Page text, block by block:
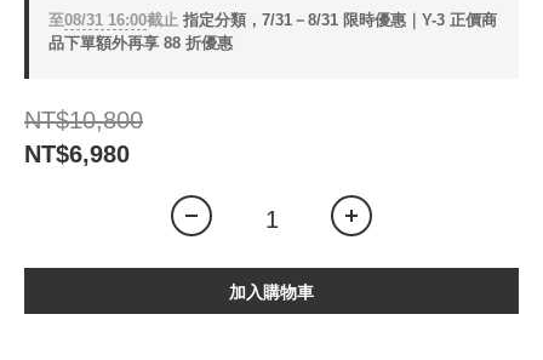
至08/31 16:00截止 指定分類，7/31－8/31 限時優惠｜Y-3 正價商
品下單額外再享 88 折優惠
NT$10,800
NT$6,980
加入購物車